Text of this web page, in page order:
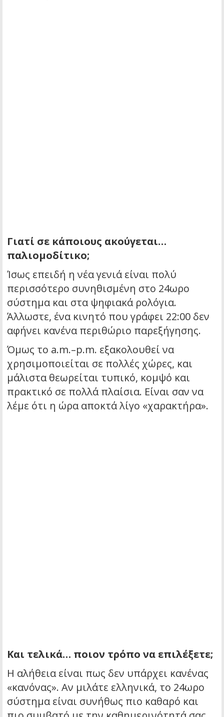
Γιατί σε κάποιους ακούγεται…
παλιομοδίτικο;
Ίσως επειδή η νέα γενιά είναι πολύ
περισσότερο συνηθισμένη στο 24ωρο
σύστημα και στα ψηφιακά ρολόγια.
Άλλωστε, ένα κινητό που γράφει 22:00 δεν
αφήνει κανένα περιθώριο παρεξήγησης.
Όμως το a.m.–p.m. εξακολουθεί να
χρησιμοποιείται σε πολλές χώρες, και
μάλιστα θεωρείται τυπικό, κομψό και
πρακτικό σε πολλά πλαίσια. Είναι σαν να
λέμε ότι η ώρα αποκτά λίγο «χαρακτήρα».
Και τελικά… ποιον τρόπο να επιλέξετε;
Η αλήθεια είναι πως δεν υπάρχει κανένας
«κανόνας». Αν μιλάτε ελληνικά, το 24ωρο
σύστημα είναι συνήθως πιο καθαρό και